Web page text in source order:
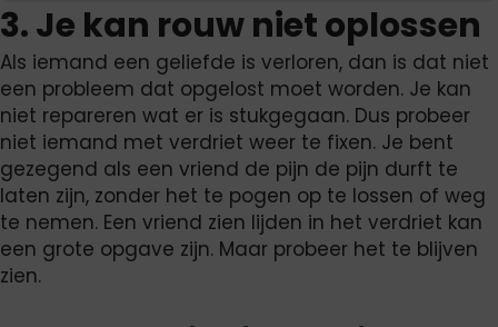
3. Je kan rouw niet oplossen
Als iemand een geliefde is verloren, dan is dat niet
een probleem dat opgelost moet worden. Je kan
niet repareren wat er is stukgegaan. Dus probeer
niet iemand met verdriet weer te fixen. Je bent
gezegend als een vriend de pijn de pijn durft te
laten zijn, zonder het te pogen op te lossen of weg
te nemen. Een vriend zien lijden in het verdriet kan
een grote opgave zijn. Maar probeer het te blijven
zien.